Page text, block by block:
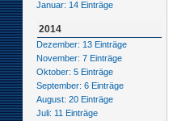
Januar: 14 Einträge
2014
Dezember: 13 Einträge
November: 7 Einträge
Oktober: 5 Einträge
September: 6 Einträge
August: 20 Einträge
Juli: 11 Einträge